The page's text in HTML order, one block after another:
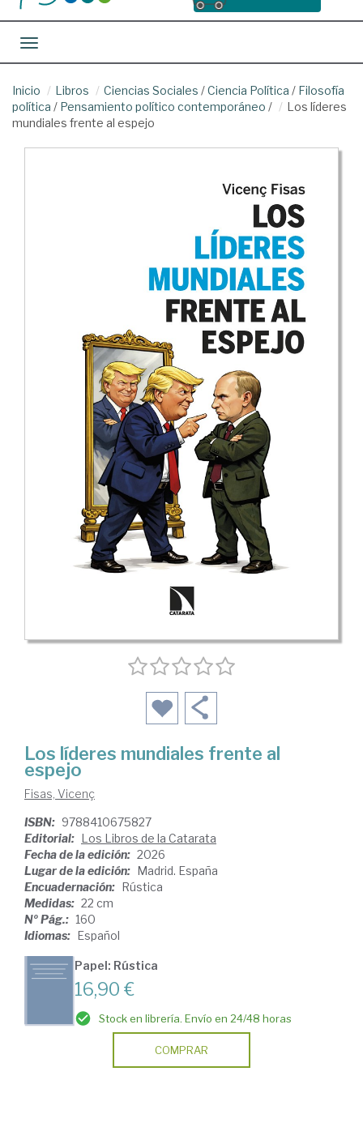
Toggle navigation
Inicio Libros Ciencias Sociales /Ciencia Política / Filosofía
política / Pensamiento político contemporáneo /
Los líderes
mundiales frente al espejo
Los líderes mundiales frente al
espejo
Fisas, Vicenç
ISBN: 9788410675827
Editorial: Los Libros de la Catarata
Fecha de la edición: 2026
Lugar de la edición: Madrid. España
Encuadernación: Rústica
Medidas: 22 cm
Nº Pág.: 160
Idiomas: Español
Papel: Rústica
16,90 €
Stock en librería. Envío en 24/48 horas
COMPRAR